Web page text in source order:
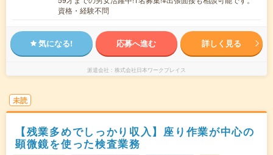
資格・経験不問
気になる! 応募へ進む 詳しく見る
派遣会社 株式会社日本ワークプレイス
未読
【残業多めでしっかり収入】座り作業が中心の
顕微鏡を使った検査業務